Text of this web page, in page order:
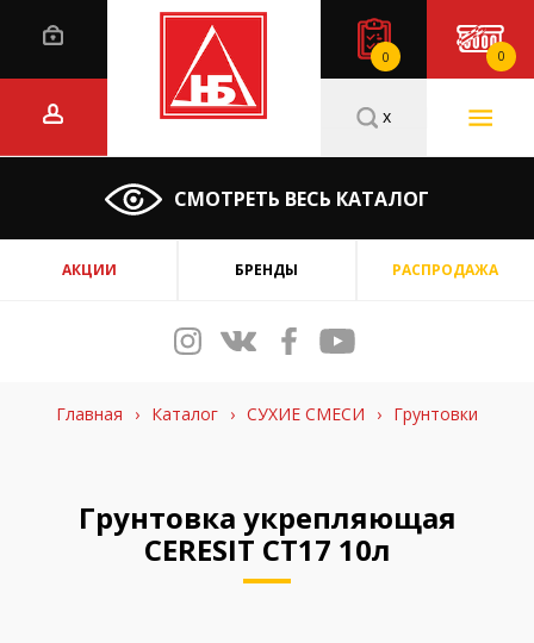
0 0
СМОТРЕТЬ ВЕСЬ КАТАЛОГ
x
АКЦИИ БРЕНДЫ РАСПРОДАЖА
Главная › Каталог › СУХИЕ СМЕСИ › Грунтовки
Грунтовка укрепляющая
CERESIT СТ17 10л